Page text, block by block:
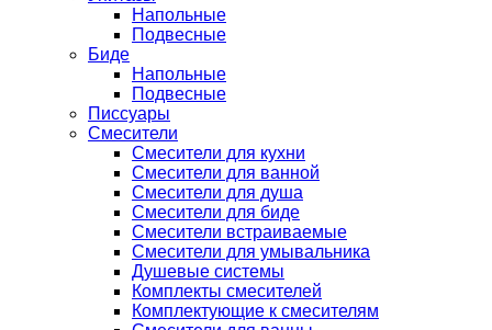
Напольные
Подвесные
Биде
Напольные
Подвесные
Писсуары
Смесители
Смесители для кухни
Смесители для ванной
Смесители для душа
Смесители для биде
Смесители встраиваемые
Смесители для умывальника
Душевые системы
Комплекты смесителей
Комплектующие к смесителям